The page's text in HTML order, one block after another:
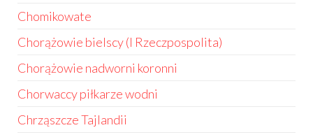
Chomikowate
Chorążowie bielscy (I Rzeczpospolita)
Chorążowie nadworni koronni
Chorwaccy piłkarze wodni
Chrząszcze Tajlandii